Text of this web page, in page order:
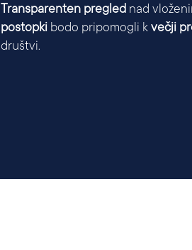
Transparenten pregled nad
postopki bodo pripomogli k večji
društvi.